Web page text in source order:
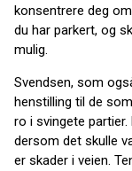
konsentrere deg
du har parkert, og
mulig.
Svendsen, som
henstilling til de
ro i svingete
dersom det skulle
er skader i veien.